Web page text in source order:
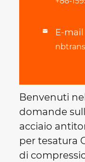
 E-mail
Benvenuti
domande
acciaio
per tesatura
di